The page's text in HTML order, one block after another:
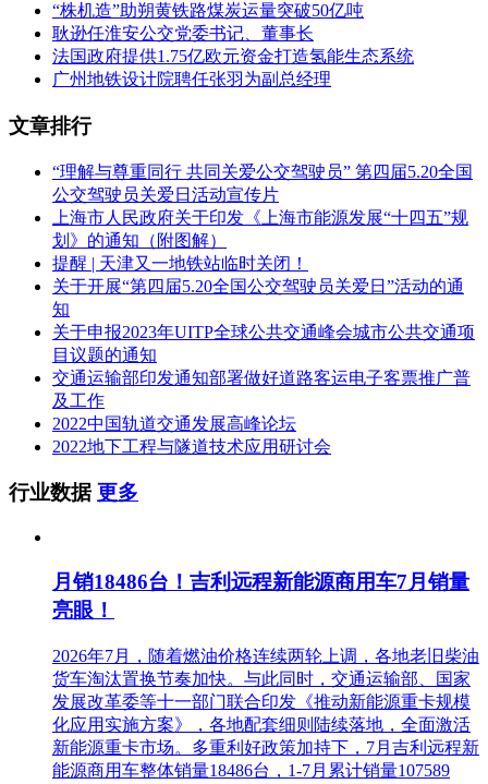
“株机造”助朔黄铁路煤炭运量突破50亿吨
耿逊任淮安公交党委书记、董事长
法国政府提供1.75亿欧元资金打造氢能生态系统
广州地铁设计院聘任张羽为副总经理
文章排行
“理解与尊重同行 共同关爱公交驾驶员” 第四届5.20全国
公交驾驶员关爱日活动宣传片
上海市人民政府关于印发《上海市能源发展“十四五”规
划》的通知（附图解）
提醒 | 天津又一地铁站临时关闭！
关于开展“第四届5.20全国公交驾驶员关爱日”活动的通
知
关于申报2023年UITP全球公共交通峰会城市公共交通项
目议题的通知
交通运输部印发通知部署做好道路客运电子客票推广普
及工作
2022中国轨道交通发展高峰论坛
2022地下工程与隧道技术应用研讨会
行业数据更多
月销18486台！吉利远程新能源商用车7月销量
亮眼！
2026年7月，随着燃油价格连续两轮上调，各地老旧柴油
货车淘汰置换节奏加快。与此同时，交通运输部、国家
发展改革委等十一部门联合印发《推动新能源重卡规模
化应用实施方案》，各地配套细则陆续落地，全面激活
新能源重卡市场。多重利好政策加持下，7月吉利远程新
能源商用车整体销量18486台，1-7月累计销量107589